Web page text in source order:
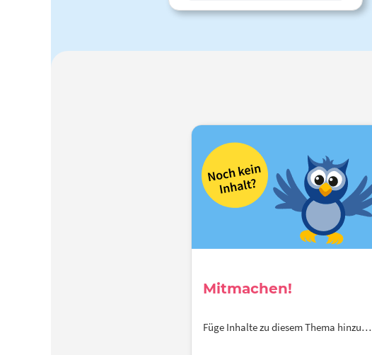
zwischen „harter“ und „weicher“
welchen Einfluss die Erziehung und
Pädagogik auf die
Identitätsentwicklung eines Kindes
hat.
Mitmachen!
Füge Inhalte zu diesem Thema hinzu…